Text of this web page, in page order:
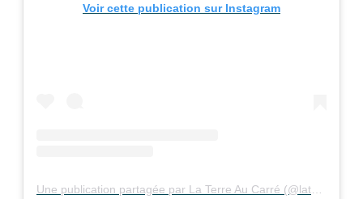
Voir cette publication sur Instagram